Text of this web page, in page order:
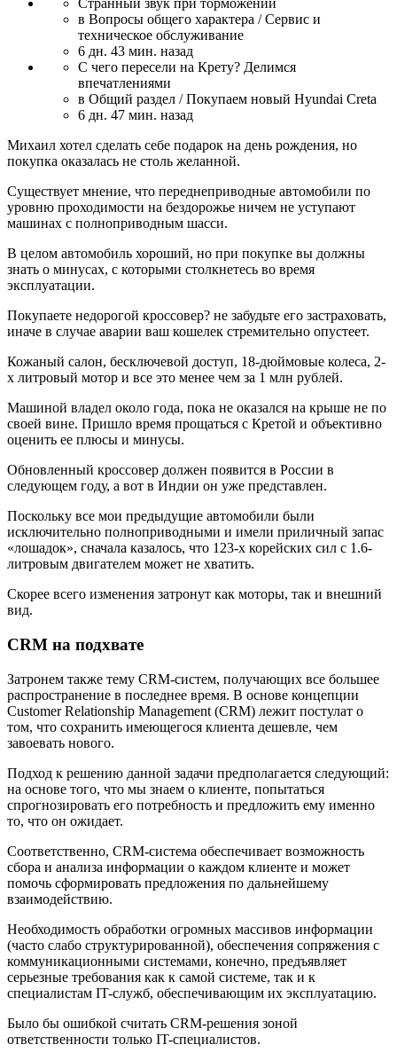
Странный звук при торможении
в Вопросы общего характера / Сервис и
техническое обслуживание
6 дн. 43 мин. назад
С чего пересели на Крету? Делимся
впечатлениями
в Общий раздел / Покупаем новый Hyundai Creta
6 дн. 47 мин. назад
Михаил хотел сделать себе подарок на день рождения, но
покупка оказалась не столь желанной.
Существует мнение, что переднеприводные автомобили по
уровню проходимости на бездорожье ничем не уступают
машинах с полноприводным шасси.
В целом автомобиль хороший, но при покупке вы должны
знать о минусах, с которыми столкнетесь во время
эксплуатации.
Покупаете недорогой кроссовер? не забудьте его застраховать,
иначе в случае аварии ваш кошелек стремительно опустеет.
Кожаный салон, бесключевой доступ, 18-дюймовые колеса, 2-
х литровый мотор и все это менее чем за 1 млн рублей.
Машиной владел около года, пока не оказался на крыше не по
своей вине. Пришло время прощаться с Кретой и объективно
оценить ее плюсы и минусы.
Обновленный кроссовер должен появится в России в
следующем году, а вот в Индии он уже представлен.
Поскольку все мои предыдущие автомобили были
исключительно полноприводными и имели приличный запас
«лошадок», сначала казалось, что 123-х корейских сил с 1.6-
литровым двигателем может не хватить.
Скорее всего изменения затронут как моторы, так и внешний
вид.
CRM на подхвате
Затронем также тему CRM-систем, получающих все большее
распространение в последнее время. В основе концепции
Customer Relationship Management (CRM) лежит постулат о
том, что сохранить имеющегося клиента дешевле, чем
завоевать нового.
Подход к решению данной задачи предполагается следующий:
на основе того, что мы знаем о клиенте, попытаться
спрогнозировать его потребность и предложить ему именно
то, что он ожидает.
Соответственно, CRM-система обеспечивает возможность
сбора и анализа информации о каждом клиенте и может
помочь сформировать предложения по дальнейшему
взаимодействию.
Необходимость обработки огромных массивов информации
(часто слабо структурированной), обеспечения сопряжения с
коммуникационными системами, конечно, предъявляет
серьезные требования как к самой системе, так и к
специалистам IT-служб, обеспечивающим их эксплуатацию.
Было бы ошибкой считать CRM-решения зоной
ответственности только IT-специалистов.